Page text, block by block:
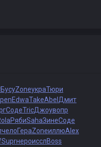
БусуZoneукраТюри
EdwaTakeAbel Дмит
СодеTricДжоувопр
РябиSahaЗинеСоде
челоГераZoneиллюAlex
SuprнероисслBoss